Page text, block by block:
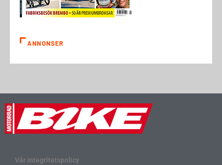
ANNONSER
Vår integritetspolicy